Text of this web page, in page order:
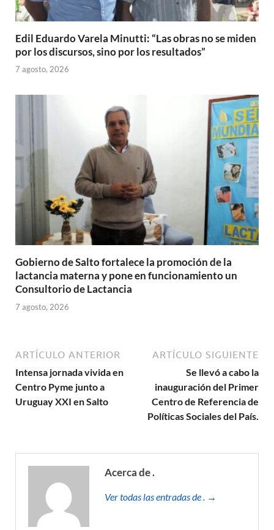
Edil Eduardo Varela Minutti: “Las obras no se miden
por los discursos, sino por los resultados”
7 agosto, 2026
Gobierno de Salto fortalece la promoción de la
lactancia materna y pone en funcionamiento un
Consultorio de Lactancia
7 agosto, 2026
ARTÍCULO ANTERIOR
Intensa jornada vivida en
Centro Pyme junto a
Uruguay XXI en Salto
ARTÍCULO SIGUIENTE
Se llevó a cabo la
inauguración del Primer
Centro de Referencia de
Políticas Sociales del País.
Acerca de .
Ver todas las entradas de . →